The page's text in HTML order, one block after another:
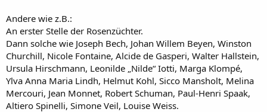
Andere wie z.B.:
An erster Stelle der Rosenzüchter.
Dann solche wie Joseph Bech, Johan Willem Beyen, Winston
Churchill, Nicole Fontaine, Alcide de Gasperi, Walter Hallstein,
Ursula Hirschmann, Leonilde „Nilde“ Iotti, Marga Klompé,
Ylva Anna Maria Lindh, Helmut Kohl, Sicco Mansholt, Melina
Mercouri, Jean Monnet, Robert Schuman, Paul-Henri Spaak,
Altiero Spinelli, Simone Veil, Louise Weiss.